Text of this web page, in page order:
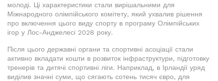
молоді. Ці характеристики стали вирішальними для
Міжнародного олімпійського комітету, який ухвалив рішення
про включення цього виду спорту в програму Олімпійських
ігор у Лос-Анджелесі 2028 року.
Після цього державні органи та спортивні асоціації стали
активно вкладати кошти в розвиток інфраструктури, підготовку
тренерів та дитячі спортивні ліги. Наприклад, в Ірландії уряд
виділив значні суми, що сягають сотень тисяч євро, для